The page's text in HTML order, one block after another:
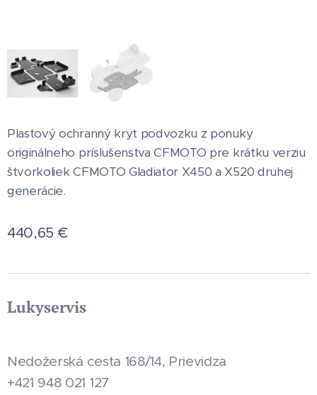
Plastový ochranný kryt podvozku z ponuky
originálneho príslušenstva CFMOTO pre krátku verziu
štvorkoliek CFMOTO Gladiator X450 a X520 druhej
generácie.
440,65 €
Lukyservis
Nedožerská cesta 168/14, Prievidza
+421 948 021 127